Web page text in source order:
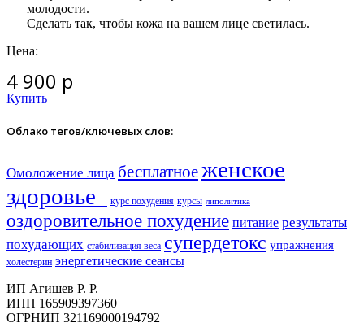
молодости.
Сделать так, чтобы кожа на вашем лице светилась.
Цена:
4 900 р
Купить
Облако тегов/ключевых слов:
Омоложение лица бесплатноеженское
здоровье​
курс похудения курсы липолитика
оздоровительное похудение питание результаты
похудающих стабилизация веса супердетокс упражнения
холестерин энергетические сеансы
ИП Агишев Р. Р.
ИНН 165909397360
ОГРНИП 321169000194792